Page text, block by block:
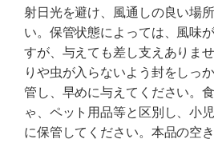
射日光を避け、風通しの良い場
い。保管状態によっては、風味
すが、与えても差し支えありま
りや虫が入らないよう封をしっ
管し、早めに与えてください。
ゃ、ペット用品等と区別し、小
に保管してください。本品の空